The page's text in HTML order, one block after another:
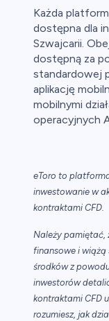
Każda
dostępna dla
Szwajcarii.
dostępną za
standardowej
aplikację
mobilnymi
operacyjnych
eToro to
inwestowanie w
kontraktami CFD.
Należy pamiętać,
finansowe i wiążą
środków z
inwestorów
kontraktami CFD
rozumiesz, jak